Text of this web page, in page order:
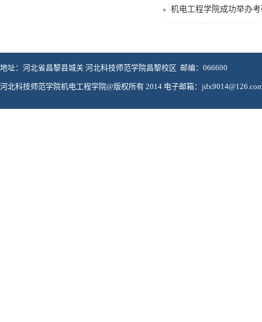
机电工程学院成功举办
地址：河北省昌黎县城关 河北科技师范学院昌黎校区 邮编：066600
河北科技师范学院机电工程学院@版权所有 2014 电子邮箱：